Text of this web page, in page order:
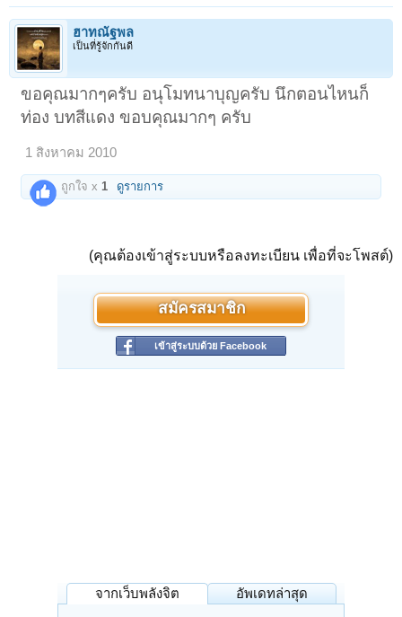
พระองค์วีรบุรษและวีรสตรีทั้งหลายที่คอยปกป้องรักษาแผ่นดินสยาม โอปาติ
กะทั้งหลาย ฤาษีและดาบสทั้งหลายศาลเจ้าพ่อหลักเมืองทุกๆจังหวัด พระเสื้อ
เมือง พระทรงเมืองพระราหูวราหก เจ้ากรุงพาลี แม่พระธรณี แม่พระคงคา
พระเพลิง พระพาย พญาครุฑพร้อมบริวาร
พญานาคพร้อมบริวาร คนธรรพ์ ชาวเมืองลับแล และสถานที่อันศักดิ์สิทธิ์ทั้ง
หลาย ที่ข้าพเจ้าได้เคยไปอธิษฐานไว้ ขอหลวงปู่ได้โปรดเมตตาน้อมนำท่าน
ทั้งหลายมาร่วมสวดบทพระมหาจักรพรรดิพร้อมกันเพื่อเพิ่มกำลัง​
บทบูชาพระ
พุทธัง วันทามิ (กราบ) ธัมมัง วันทามิ (กราบ)
สังฆัง วันทามิ (กราบ) ครูอุปัชฌาอาจาริยคุณัง วันทามิ (กราบ)
นะโม ตัสสะ ภะคะวะโต อะระหะโต สัมมา สัมพุทธัสสะ (กราบ 3 ครั้ง)
พุทธัง สรณัง คัจฉามิ ธัมมัง สรณัง คัจฉามิ
ทุติยัมปิ พุทธัง สรณัง คัจฉามิ ทุติยัมปิ ธัมมัง สรณัง คัจฉามิ
ทุติยัมปิ สังฆัง สรณัง คัจฉามิ
ตติยัมปิ พุทธัง สรณัง คัจฉามิ ตติยัมปิ ธัมมัง สรณัง คัจฉามิ
ตติยัมปิ สังฆัง สรณัง คัจฉามิ
ปาณาติปาตา เวรมณี สิกขาปะทังสมาธิยามิ
อทินนาทานา เวรมณี สิกขาปะทังสมาธิยามิ
คาถาหลวงปู่ดู่ : น้อมระลึกถึงปู่ดู่แล้วว่าคาถาดังนี้
ฮาทณัฐพล
เป็นที่รู้จักกันดี
ขอคุณมากๆครับ อนุโมทนาบุญครับ นึกตอนไหนก็
ท่อง บทสีแดง ขอบคุณมากๆ ครับ
1 สิงหาคม 2010
ถูกใจ x1 ดูรายการ
(คุณต้องเข้าสู่ระบบหรือลงทะเบียน เพื่อที่จะโพสต์)
สมัครสมาชิก
เข้าสู่ระบบด้วย Facebook
จากเว็บพลังจิต อัพเดทล่าสุด